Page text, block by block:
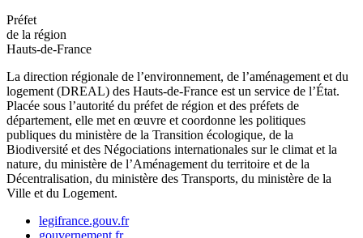
Préfet
de la région
Hauts-de-France
La direction régionale de l’environnement, de l’aménagement et du
logement (DREAL) des Hauts-de-France est un service de l’État.
Placée sous l’autorité du préfet de région et des préfets de
département, elle met en œuvre et coordonne les politiques
publiques du ministère de la Transition écologique, de la
Biodiversité et des Négociations internationales sur le climat et la
nature, du ministère de l’Aménagement du territoire et de la
Décentralisation, du ministère des Transports, du ministère de la
Ville et du Logement.
legifrance.gouv.fr
gouvernement.fr